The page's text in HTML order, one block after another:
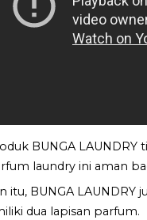
BUNGA
laundry ini aman
itu, BUNGA LAUNDRY
dua lapisan parfum.